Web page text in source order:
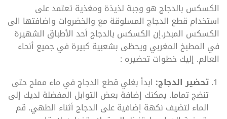
الكسكس بالدجاج هو وجبة لذيذة ومغذية تعتمد على
استخدام قطع الدجاج المسلوقة مع والخضروات واضافتها الى
الكسكس المبخر.إن الكسكس بالدجاج أحد الأطباق الشهيرة
في المطبخ المغربي ويحظى بشعبية كبيرة في جميع أنحاء
العالم. إليك خطوات تحضيره :
تحضير الدجاج: ابدأ بغلي قطع الدجاج في ماء مملح حتى
تنضج تماما. يمكنك إضافة بعض التوابل المفضلة لديك إلى
الماء لتضيف نكهة إضافية على الدجاج أثناء الطهي. قم